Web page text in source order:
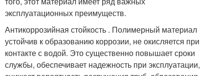
эксплуатационных преимуществ.
Антикоррозийная стойкость . Полимерный материал
устойчив к образованию коррозии, не окисляется при
контакте с водой. Это существенно повышает сроки
службы, обеспечивает надежность при эксплуатации,